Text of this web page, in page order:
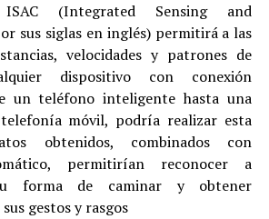
(Integrated Sensing and
sus siglas en inglés) permitirá a las
velocidades y patrones de
dispositivo con conexión
un teléfono inteligente hasta una
móvil, podría realizar esta
obtenidos, combinados con
permitirían reconocer a
forma de caminar y obtener
gestos y rasgos